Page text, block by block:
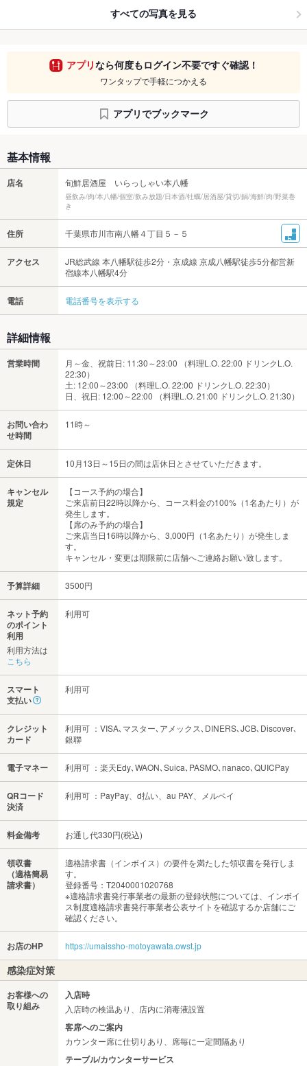
すべての写真を見る
アプリなら何度もログイン不要ですぐ確認！
ワンタップで手軽につかえる
アプリでブックマーク
基本情報
店名 旬鮮居酒屋 いらっしゃい本八幡
昼飲み/肉/本八幡/個室/飲み放題/日本酒/牡蠣/居酒屋/貸切/鍋/海鮮/肉/野菜巻
き
住所 千葉県市川市南八幡４丁目５－５
アクセス
JR総武線 本八幡駅徒歩2分・京成線 京成八幡駅徒歩5分都営新
宿線本八幡駅4分
電話 電話番号を表示する
詳細情報
営業時間
月～金、祝前日: 11:30～23:00 （料理L.O. 22:00 ドリンクL.O.
22:30）
土: 12:00～23:00 （料理L.O. 22:00 ドリンクL.O. 22:30）
日、祝日: 12:00～22:00 （料理L.O. 21:00 ドリンクL.O. 21:30）
お問い合わ
せ時間
11時～
定休日 10月13日～15日の間は店休日とさせていただきます。
キャンセル
規定
【コース予約の場合】
ご来店前日22時以降から、コース料金の100%（1名あたり）が
発生します。
【席のみ予約の場合】
ご来店当日16時以降から、3,000円（1名あたり）が発生しま
す。
キャンセル・変更は期限前に店舗へご連絡お願い致します。
予算詳細 3500円
ネット予約
のポイント
利用
利用方法は
こちら
利用可
スマート
支払い
利用可
クレジット
カード
利用可 ：VISA､マスター､アメックス､DINERS､JCB､Discover､
銀聯
電子マネー 利用可 ：楽天Edy､WAON､Suica､PASMO､nanaco､QUICPay
QRコード
決済
利用可 ：PayPay、d払い、au PAY、メルペイ
料金備考 お通し代330円(税込)
領収書
（適格簡易
請求書）
適格請求書（インボイス）の要件を満たした領収書を発行しま
す。
登録番号：T2040001020768
※適格請求書発行事業者の最新の登録状態については、インボイ
ス制度適格請求書発行事業者公表サイトを確認するか店舗にご
確認ください。
お店のHP https://umaissho-motoyawata.owst.jp
感染症対策
お客様への
取り組み
入店時
入店時の検温あり、店内に消毒液設置
客席へのご案内
カウンター席に仕切りあり、席毎に一定間隔あり
テーブル/カウンターサービス